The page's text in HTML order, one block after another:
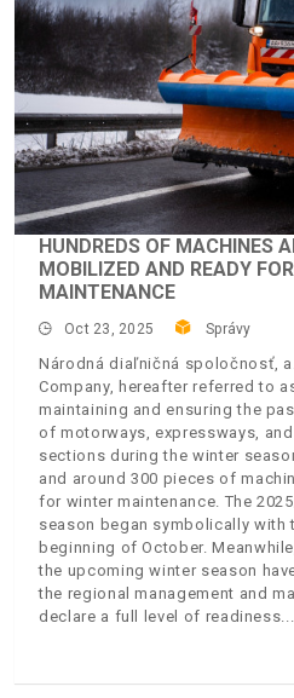
HUNDREDS OF MACHINES
MOBILIZED AND READY
MAINTENANCE
Oct 23, 2025 Správy
Národná diaľničná spoločnosť,
Company, hereafter referred to
maintaining and ensuring the
of motorways, expressways,
sections during the winter
and around 300 pieces of
for winter maintenance. The
season began symbolically with
beginning of October.
the upcoming winter season
the regional management and
declare a full level of readiness.